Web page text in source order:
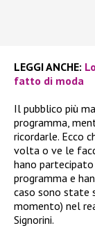
LEGGI ANCHE:
fatto di moda
Il pubblico più
programma,
ricordarle. Ecco
volta o ve le
hano
programma e
caso sono state
momento) nel
Signorini.